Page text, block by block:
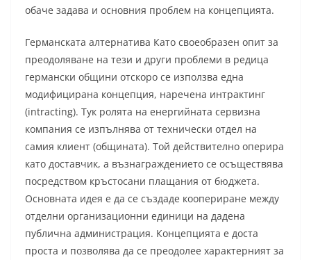
обаче задава и основния проблем на концепцията.
Германската алтернатива Като своеобразен опит за
преодоляване на тези и други проблеми в редица
германски общини отскоро се използва една
модифицирана концепция, наречена интрактинг
(intracting). Тук ролята на енергийната сервизна
компания се изпълнява от технически отдел на
самия клиент (общината). Той действително оперира
като доставчик, а възнаграждението се осъществява
посредством кръстосани плащания от бюджета.
Основната идея е да се създаде коопериране между
отделни организационни единици на дадена
публична администрация. Концепцията е доста
проста и позволява да се преодолее характерният за